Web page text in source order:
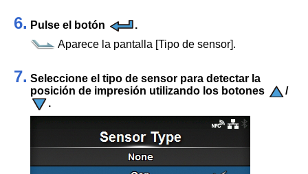
6. Pulse el botón
.
Aparece la pantalla [Tipo de sensor].
7. Seleccione el tipo de sensor para detectar la
posición de impresión utilizando los botones
/
.